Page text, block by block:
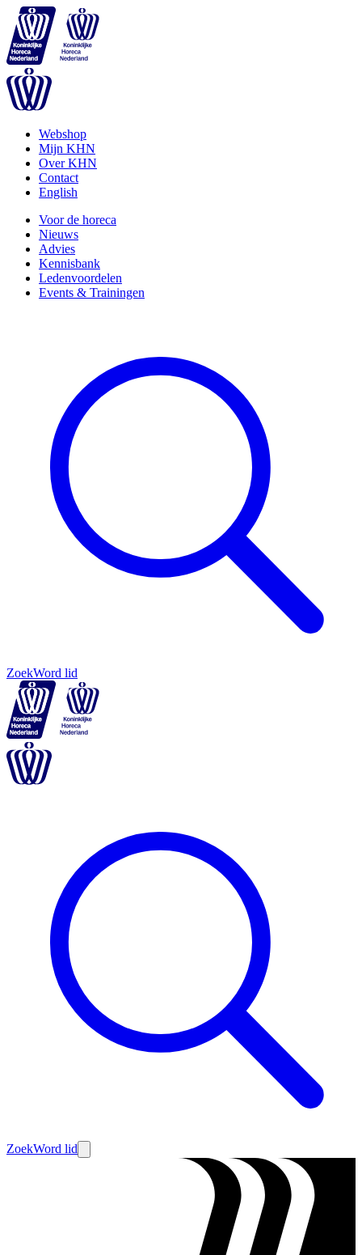
Webshop
Mijn KHN
Over KHN
Contact
English
Voor de horeca
Nieuws
Advies
Kennisbank
Ledenvoordelen
Events & Trainingen
ZoekWord lid
ZoekWord lid